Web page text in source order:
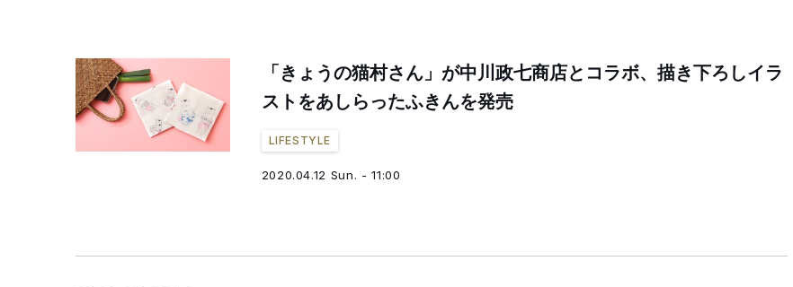
「きょうの猫村さん」が中川政七商店とコラボ、描き下ろしイラ
ストをあしらったふきんを発売
LIFESTYLE
2020.04.12 Sun. - 11:00